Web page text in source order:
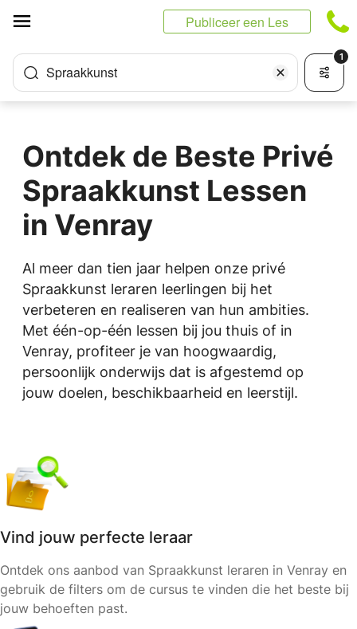
Publiceer een Les
Spraakkunst
1
Ontdek de Beste Privé
Spraakkunst Lessen
in Venray
Al meer dan tien jaar helpen onze privé
Spraakkunst leraren leerlingen bij het
verbeteren en realiseren van hun ambities.
Met één-op-één lessen bij jou thuis of in
Venray, profiteer je van hoogwaardig,
persoonlijk onderwijs dat is afgestemd op
jouw doelen, beschikbaarheid en leerstijl.
Vind jouw perfecte leraar
Ontdek ons aanbod van Spraakkunst leraren in Venray en
gebruik de filters om de cursus te vinden die het beste bij
jouw behoeften past.